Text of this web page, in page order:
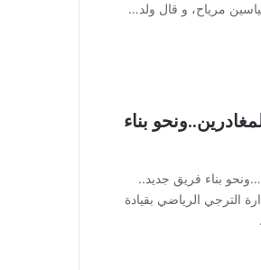
مرياح، و قال ولد…
بناء
بناء فريق جديد..
الترجي الرياضي بقيادة